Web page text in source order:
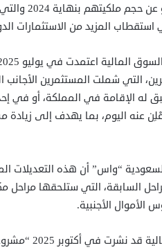
المزيد من الاستثمارات
التي شملت المستثمرين
سبق له الإقامة في المملكة، أو
عنه اليوم، بما يهدف إلى
“واس” أن هذه التعديلات
السابقة، التي ستلحقها مراحل
الأجنبية.
وكانت هيئة